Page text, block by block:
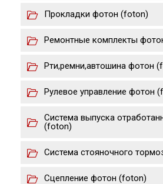
Прокладки фотон (foton)
Ремонтные комплекты
Рти,ремни,автошина фотон
Рулевое управление фотон
Система выпуска
(foton)
Система стояночного
Сцепление фотон (foton)